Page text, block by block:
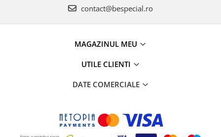
contact@bespecial.ro
MAGAZINUL MEU
UTILE CLIENTI
DATE COMERCIALE